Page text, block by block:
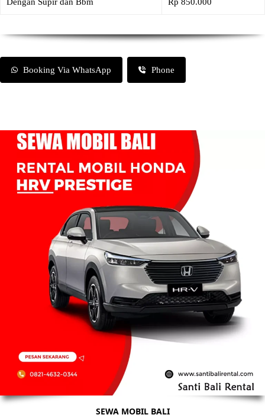
Booking Via WhatsApp Phone
SEWA MOBIL BALI